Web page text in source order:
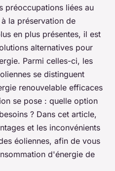
sa
:
vs.
lecture
préoccupations liées au
la préservation de
en plus présentes, il est
alternatives pour
Parmi celles-ci, les
se distinguent
renouvelable efficaces
se pose : quelle option
? Dans cet article,
et les inconvénients
éoliennes, afin de vous
d'énergie de